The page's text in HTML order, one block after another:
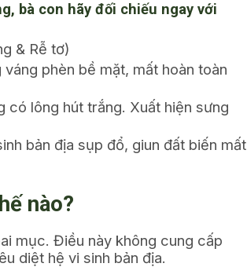
bà con hãy đối chiếu ngay với
& Rễ tơ)
phèn bề mặt, mất hoàn toàn
có lông hút trắng. Xuất hiện sưng
bản địa sụp đổ, giun đất biến mất
nào?
mục. Điều này không cung cấp
diệt hệ vi sinh bản địa.